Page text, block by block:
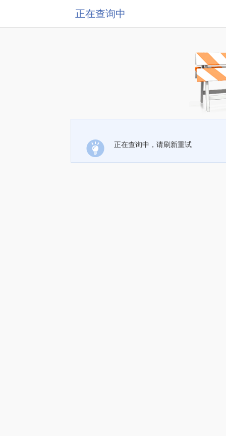
正在查询中
正在查询中，请刷新重试